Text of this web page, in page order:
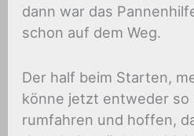
dann war das
schon auf dem Weg.
Der half beim Starten,
könne jetzt entweder
rumfahren und hoffen,